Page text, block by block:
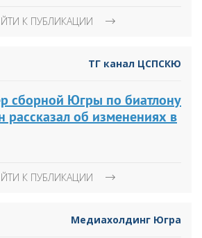
К ПУБЛИКАЦИИ
ТГ канал ЦСПСКЮ
сборной Югры по биатлону
рассказал об изменениях в
К ПУБЛИКАЦИИ
Медиахолдинг Югра